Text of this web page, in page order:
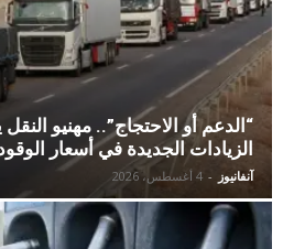
“الدعم أو الاحتجاج”.. مهنيو
الزيادات الجديدة في أسعار
آنفانيوز - 4 أغسطس، 2026